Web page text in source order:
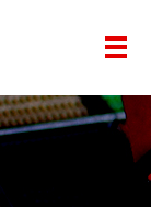
メ